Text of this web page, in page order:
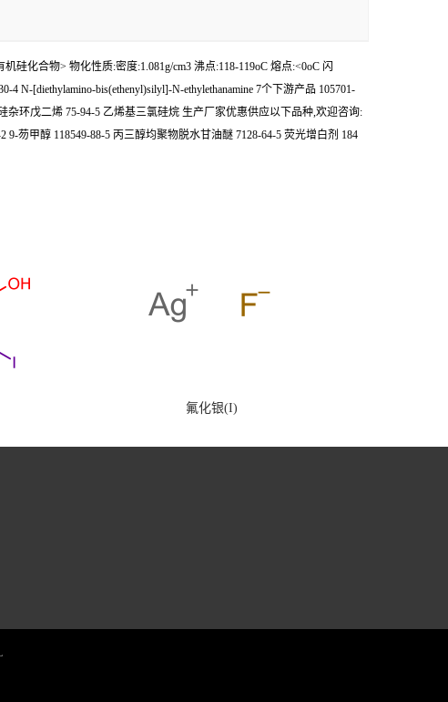
硅化合物> 物化性质:密度:1.081g/cm3 沸点:118-119oC 熔点:<0oC 闪
N-[diethylamino-bis(ethenyl)silyl]-N-ethylethanamine 7个下游产品 105701-
硅杂环戊二烯 75-94-5 乙烯基三氯硅烷 生产厂家优惠供应以下品种,欢迎咨询:
9-芴甲醇 118549-88-5 丙三醇均聚物脱水甘油醚 7128-64-5 荧光增白剂 184
氟化银(I)